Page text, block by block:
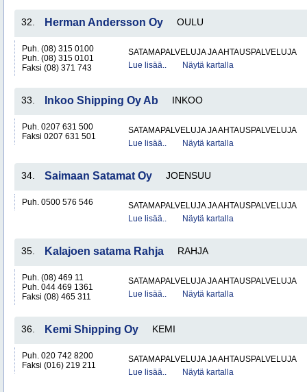
32. Herman Andersson Oy OULU
Puh. (08) 315 0100
Puh. (08) 315 0101
Faksi (08) 371 743
SATAMAPALVELUJA JA AHTAUSPALVELUJA
Lue lisää..
Näytä kartalla
33. Inkoo Shipping Oy Ab INKOO
Puh. 0207 631 500
Faksi 0207 631 501
SATAMAPALVELUJA JA AHTAUSPALVELUJA
Lue lisää..
Näytä kartalla
34. Saimaan Satamat Oy JOENSUU
Puh. 0500 576 546
SATAMAPALVELUJA JA AHTAUSPALVELUJA
Lue lisää..
Näytä kartalla
35. Kalajoen satama Rahja RAHJA
Puh. (08) 469 11
Puh. 044 469 1361
Faksi (08) 465 311
SATAMAPALVELUJA JA AHTAUSPALVELUJA
Lue lisää..
Näytä kartalla
36. Kemi Shipping Oy KEMI
Puh. 020 742 8200
Faksi (016) 219 211
SATAMAPALVELUJA JA AHTAUSPALVELUJA
Lue lisää..
Näytä kartalla